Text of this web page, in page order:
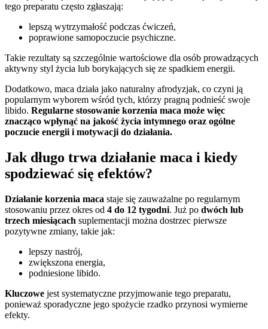
tego preparatu często zgłaszają:
lepszą wytrzymałość podczas ćwiczeń,
poprawione samopoczucie psychiczne.
Takie rezultaty są szczególnie wartościowe dla osób prowadzących
aktywny styl życia lub borykających się ze spadkiem energii.
Dodatkowo, maca działa jako naturalny afrodyzjak, co czyni ją
popularnym wyborem wśród tych, którzy pragną podnieść swoje
libido. Regularne stosowanie korzenia maca może więc
znacząco wpłynąć na jakość życia intymnego oraz ogólne
poczucie energii i motywacji do działania.
Jak długo trwa działanie maca i kiedy
spodziewać się efektów?
Działanie korzenia maca staje się zauważalne po regularnym
stosowaniu przez okres od 4 do 12 tygodni. Już po dwóch lub
trzech miesiącach suplementacji można dostrzec pierwsze
pozytywne zmiany, takie jak:
lepszy nastrój,
zwiększona energia,
podniesione libido.
Kluczowe jest systematyczne przyjmowanie tego preparatu,
ponieważ sporadyczne jego spożycie rzadko przynosi wymierne
efekty.